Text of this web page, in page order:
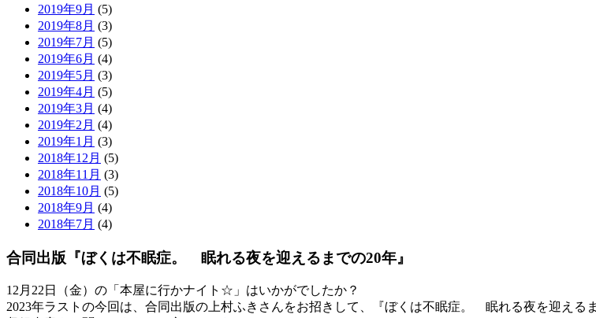
2019年9月 (5)
2019年8月 (3)
2019年7月 (5)
2019年6月 (4)
2019年5月 (3)
2019年4月 (5)
2019年3月 (4)
2019年2月 (4)
2019年1月 (3)
2018年12月 (5)
2018年11月 (3)
2018年10月 (5)
2018年9月 (4)
2018年7月 (4)
合同出版『ぼくは不眠症。 眠れる夜を迎えるまでの20年』
12月22日（金）の「本屋に行かナイト☆」はいかがでしたか？
2023年ラストの今回は、合同出版の上村ふきさんをお招きして、『ぼくは不眠症。 眠れる夜を迎える